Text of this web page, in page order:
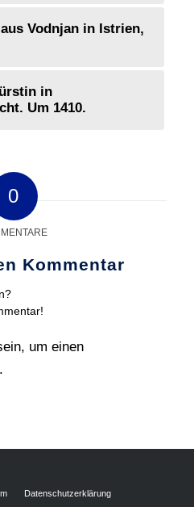
Vodnjan in Istrien,
in
Um 1410.
0
Kommentar
um einen
Datenschutzerklärung